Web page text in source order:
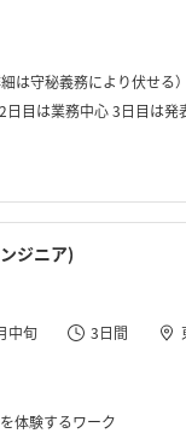
は守秘義務により伏せる）
目は業務中心 3日目は発
ジニア)
中旬 3日間
体験するワーク